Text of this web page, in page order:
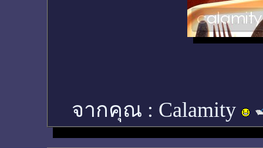
จากคุณ : Calamity